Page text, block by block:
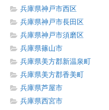
兵庫県神戸市西区
兵庫県神戸市長田区
兵庫県神戸市須磨区
兵庫県篠山市
兵庫県美方郡新温泉町
兵庫県美方郡香美町
兵庫県芦屋市
兵庫県西宮市